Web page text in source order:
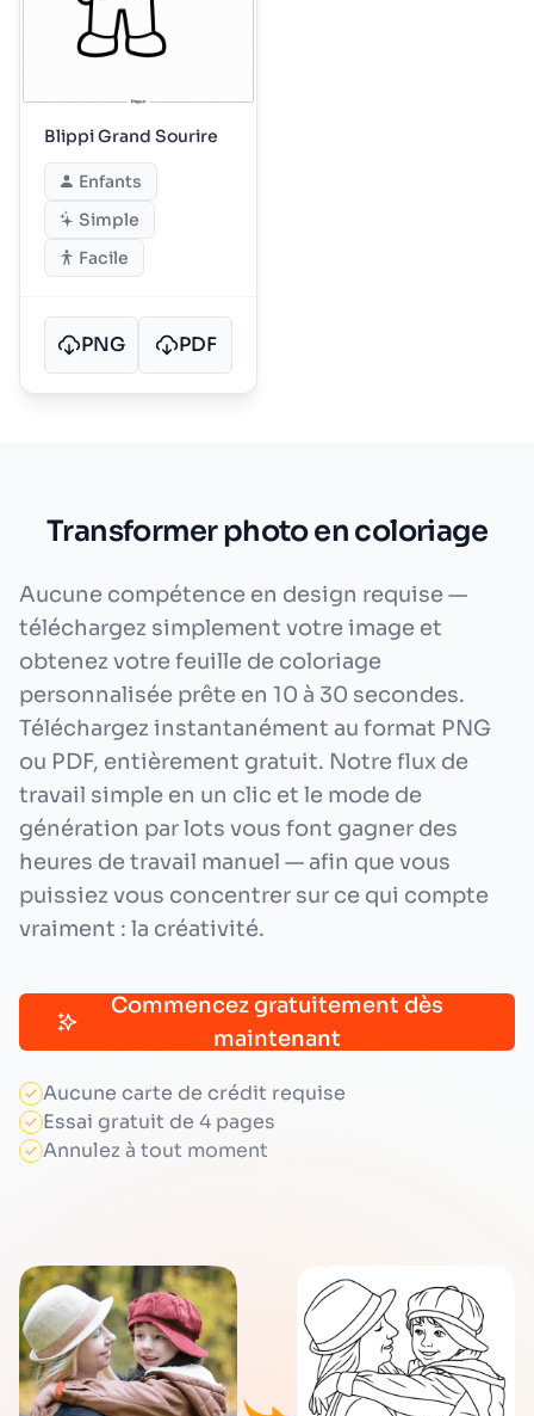
Blippi Grand Sourire
Enfants
Simple
Facile
PNG PDF
Transformer photo en coloriage
Aucune compétence en design requise —
téléchargez simplement votre image et
obtenez votre feuille de coloriage
personnalisée prête en 10 à 30 secondes.
Téléchargez instantanément au format PNG
ou PDF, entièrement gratuit. Notre flux de
travail simple en un clic et le mode de
génération par lots vous font gagner des
heures de travail manuel — afin que vous
puissiez vous concentrer sur ce qui compte
vraiment : la créativité.
Commencez gratuitement dès
maintenant
Aucune carte de crédit requise
Essai gratuit de 4 pages
Annulez à tout moment